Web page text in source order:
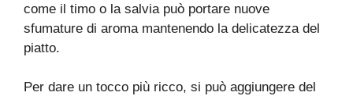
come il timo o la salvia può portare nuove
sfumature di aroma mantenendo la delicatezza del
piatto.
Per dare un tocco più ricco, si può aggiungere del